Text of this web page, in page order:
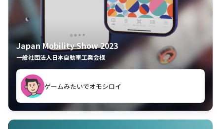
Japan Mobility Show 2023
一般社団法人日本自動車工業会様
ゲームみたいでオモシロイ
久々のモーターショーがアプリでもっと楽しめました